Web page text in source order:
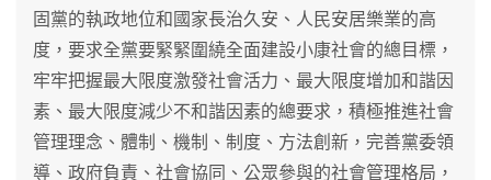
固黨的執政地位和國家長治久安、人民安居樂業的高
度，要求全黨要緊緊圍繞全面建設小康社會的總目標，
牢牢把握最大限度激發社會活力、最大限度增加和諧因
素、最大限度減少不和諧因素的總要求，積極推進社會
管理理念、體制、機制、制度、方法創新，完善黨委領
導、政府負責、社會協同、公眾參與的社會管理格局，